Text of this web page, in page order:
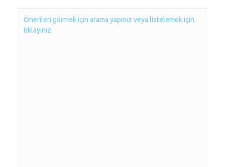
Önerileri görmek için arama yapınız veya listelemek için
tıklayınız